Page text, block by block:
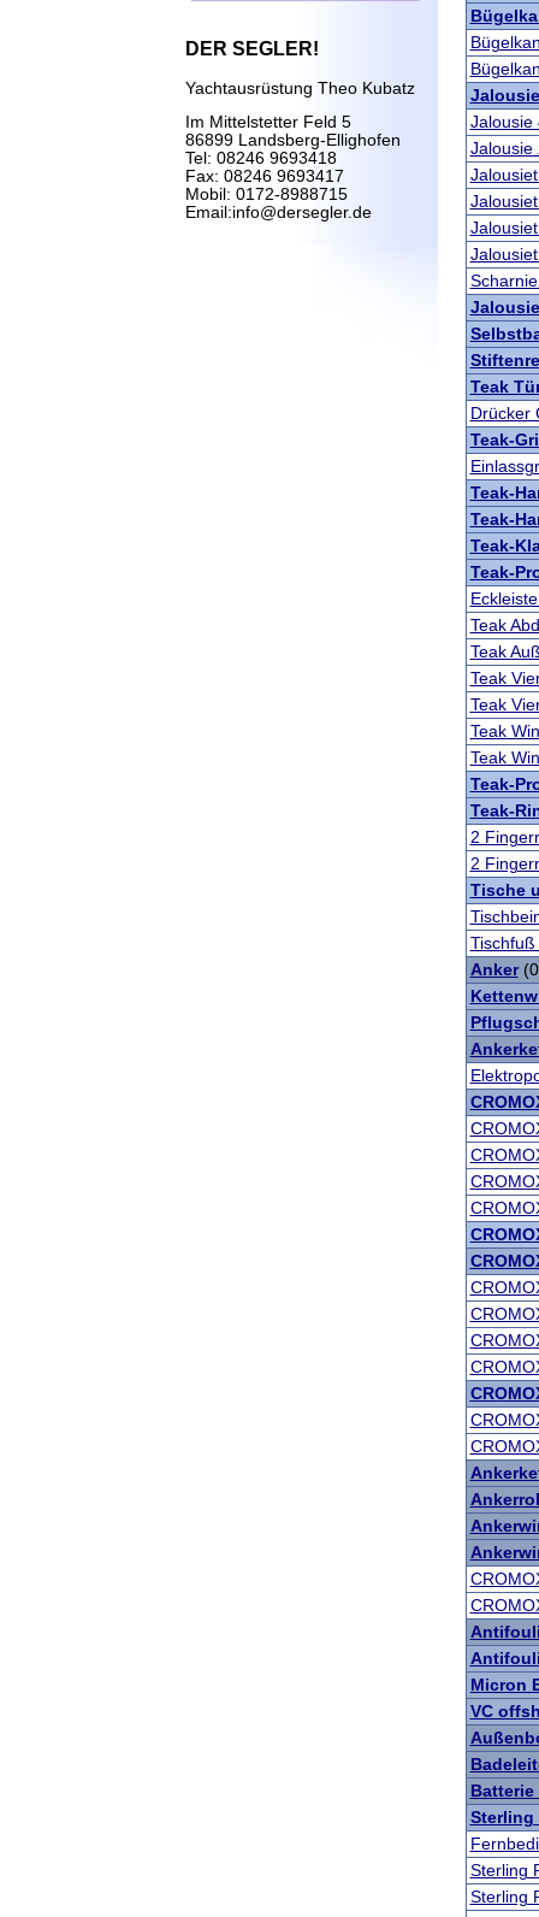
DER SEGLER!
Yachtausrüstung Theo Kubatz
Im Mittelstetter Feld 5
86899 Landsberg-Ellighofen
Tel: 08246 9693418
Fax: 08246 9693417
Mobil: 0172-8988715
Email:info@dersegler.de
Jalousie
Jalousie
Teak
Drücker
Teak-
Teak-
Teak-
Teak-
Teak-
Teak
Teak
Teak
Teak
Teak
Teak
Teak-
Teak-
2
2
Tische
Tischfuß
Anker
Micron
VC
Sterling
Sterling
Sterling